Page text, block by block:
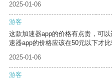
2025-01-06
游客
这款加速器app的价格有点贵，可
速器app的价格应该在50元以下才比
2025-01-06
游客